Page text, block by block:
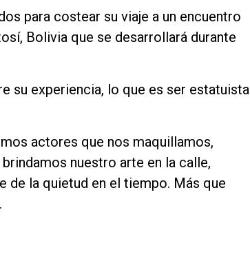
para costear su viaje a un encuentro
Bolivia que se desarrollará durante
su experiencia, lo que es ser estatuista
actores que nos maquillamos,
nuestro arte en la calle,
de la quietud en el tiempo. Más que